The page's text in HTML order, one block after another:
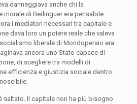
danneggiava anche chi la
morale di Berlinguer era pensabile
i mediatori necessari tra capitale e
dava loro un potere reale che valeva
liberale di Mondoperaio era
ancora uno Stato capace di
di scegliere tra modelli di
efficienza e giustizia sociale dentro
saltato. Il capitale non ha più bisogno